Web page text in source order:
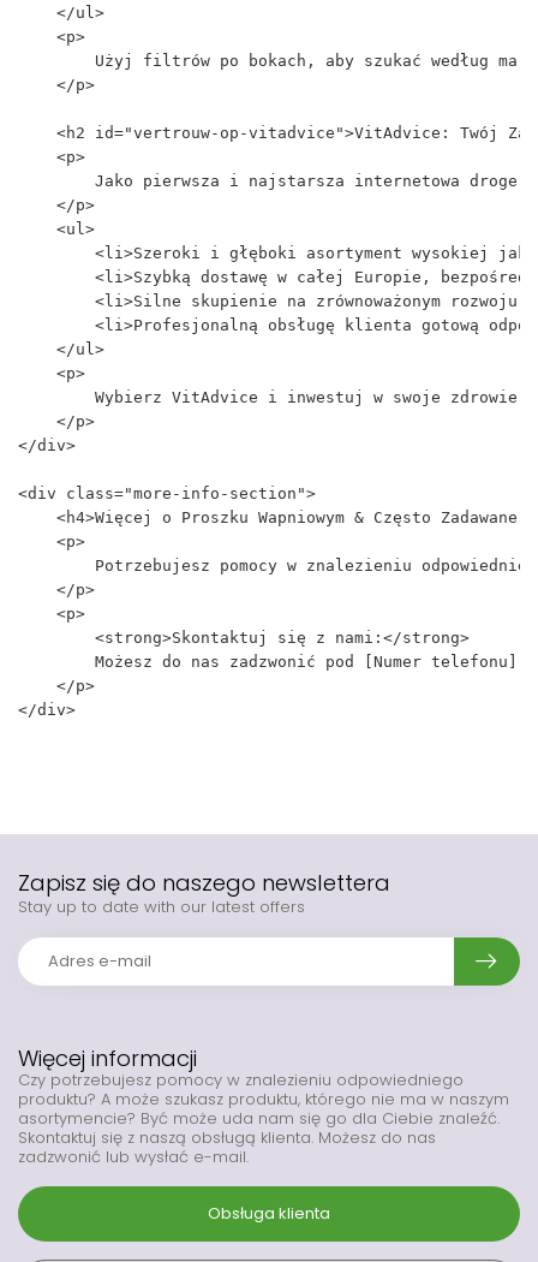
    </ul>
    <p>
Użyj filtrów po bokach, aby szukać według
    </p>
<h2 id="vertrouw-op-vitadvice">VitAdvice: Twój
    <p>
Jako pierwsza i najstarsza internetowa
    </p>
    <ul>
<li>Szeroki i głęboki asortyment wysokiej
<li>Szybką dostawę w całej Europie,
<li>Silne skupienie na zrównoważonym rozwoju
<li>Profesjonalną obsługę klienta gotową
    </ul>
    <p>
Wybierz VitAdvice i inwestuj w swoje zdrowie
    </p>
</div>
<div class="more-info-section">
<h4>Więcej o Proszku Wapniowym & Często Zadawane
    <p>
Potrzebujesz pomocy w znalezieniu
    </p>
    <p>
        <strong>Skontaktuj się z nami:</strong>
Możesz do nas zadzwonić pod [Numer telefonu]
    </p>
</div>
Więcej informacji
Czy potrzebujesz pomocy w znalezieniu odpowiedniego
produktu? A może szukasz produktu, którego nie ma w naszym
asortymencie? Być może uda nam się go dla Ciebie znaleźć.
Skontaktuj się z naszą obsługą klienta. Możesz do nas
zadzwonić lub wysłać e-mail.
Obsługa klienta
Zapisz się do naszego newslettera
Stay up to date with our latest offers